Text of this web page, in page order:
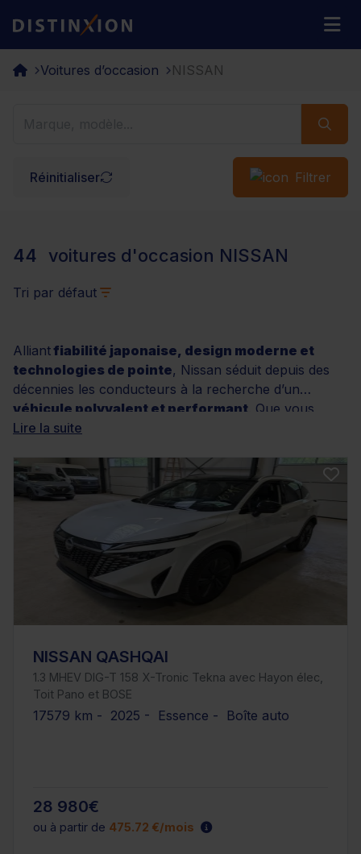
Distinxion
Voitures d’occasion NISSAN
Réinitialiser Filtrer
44 voitures d'occasion NISSAN
Tri par défaut
Alliantfiabilité japonaise, design moderne et
technologies de pointe, Nissan séduit depuis des
décennies les conducteurs à la recherche d’un
véhicule polyvalent et performant . Que vous
soyez attiré par un SUV dynamique, une citadine agile
disponibles sur le réseau Distinxion offrent une
diversité de modèlespour répondre à tous les
besoins. Grâce à des véhicules rigoureusement
contrôlés, garantis et éligibles à des solutions de
financement sur mesure, profitez d’une expérience
d’achat fiable et sereine. Découvrez dès maintenant
les annonces disponibles et trouvez le modèle Nissan
Lire la suite
NISSAN QASHQAI
1.3 MHEV DIG-T 158 X-Tronic Tekna avec Hayon élec,
Toit Pano et BOSE
17579 km - 2025 - Essence - Boîte auto
28 980€
ou à partir de 475.72 €/mois